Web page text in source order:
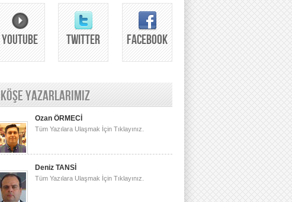
YOUTUBE TWITTER FACEBOOK
KÖŞE YAZARLARIMIZ
Ozan ÖRMECİ
Tüm Yazılara Ulaşmak İçin Tıklayınız.
Deniz TANSİ
Tüm Yazılara Ulaşmak İçin Tıklayınız.